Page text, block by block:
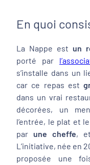
En quoi
La Nappe est un
porté par
s’installe dans un
car ce repas est
dans un vrai
décorées, un
l’entrée, le plat et
par une cheffe,
L’initiative, née en
proposée une